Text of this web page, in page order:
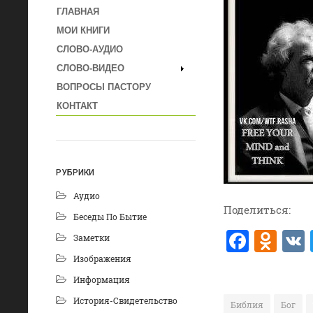
ГЛАВНАЯ
МОИ КНИГИ
СЛОВО-АУДИО
СЛОВО-ВИДЕО
ВОПРОСЫ ПАСТОРУ
КОНТАКТ
РУБРИКИ
Аудио
Беседы По Бытие
Заметки
Изображения
Информация
История-Свидетельство
Поделиться:
F
a
O
d
Библия Бог